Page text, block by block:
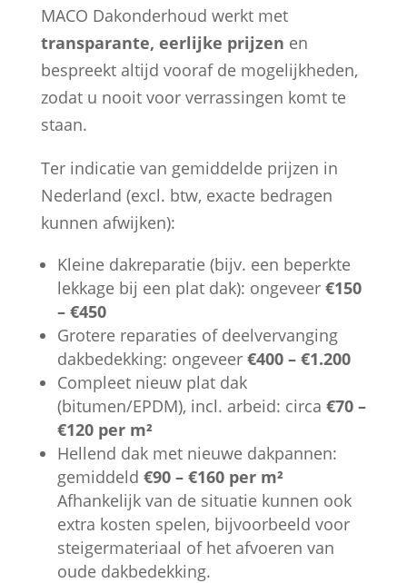
MACO Dakonderhoud werkt met
transparante, eerlijke prijzen en
bespreekt altijd vooraf de mogelijkheden,
zodat u nooit voor verrassingen komt te
staan.
Ter indicatie van gemiddelde prijzen in
Nederland (excl. btw, exacte bedragen
kunnen afwijken):
Kleine dakreparatie (bijv. een beperkte
lekkage bij een plat dak): ongeveer €150
– €450
Grotere reparaties of deelvervanging
dakbedekking: ongeveer €400 – €1.200
Compleet nieuw plat dak
(bitumen/EPDM), incl. arbeid: circa €70 –
€120 per m²
Hellend dak met nieuwe dakpannen:
gemiddeld €90 – €160 per m²
Afhankelijk van de situatie kunnen ook
extra kosten spelen, bijvoorbeeld voor
steigermateriaal of het afvoeren van
oude dakbedekking.